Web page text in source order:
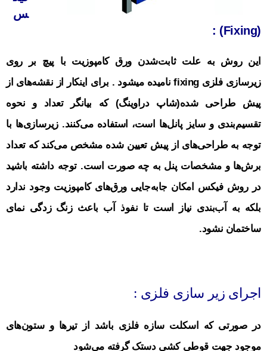
س
(Fixing) :
این روش به علت ثابت‌شدن ورق کامپوزیت با پیچ بر روی
زیرسازی فلزی fixing نامیده میشود .
برای اینکار از نقشه‌های از
پیش طراحی شده(شاپ دراوینگ) که بیانگر تعداد و نحوه
تقسیم‌بندی و سایز پانل‌ها است، استفاده می‌کنند. زیرسازی‌ها با
توجه به طراحی‌های از پیش تعیین شده مشخص می‌کند که تعداد
برش‌ها و مشخصات پنل به چه صورت است. توجه داشته باشید
در روش فیکس امکان جابه‌جایی ورق‌های کامپوزیت وجود ندارد
بلکه به آب‌بندی نیاز است تا نفوذ آب باعث زنگ‌ زدگی نمای
ساختمان نشود.
اجرای زیر سازی فلزی :
در صورتی که اسکلت سازه فلزی باشد از تیرها و ستون‌های
موجود جهت قوطی کشی دستک گرفته می‌شود